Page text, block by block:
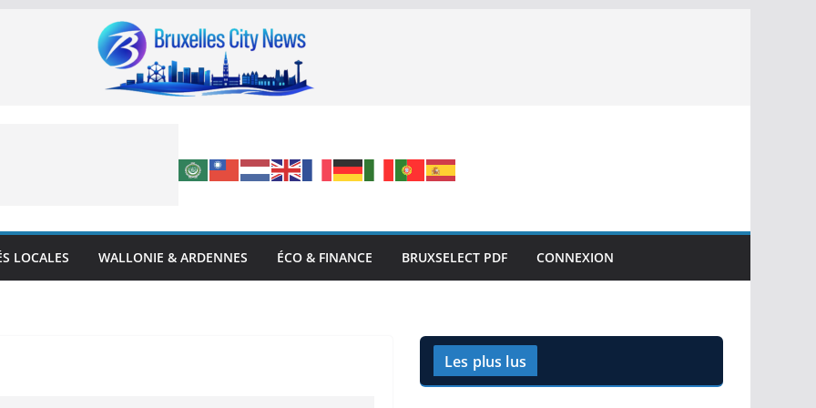
LOCALES WALLONIE & ARDENNES ÉCO & FINANCE BRUXSELECT PDF CONNEXION
Les plus lus